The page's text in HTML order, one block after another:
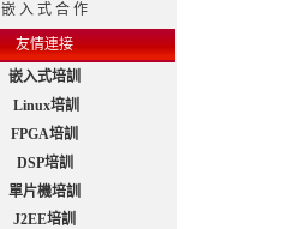
嵌 入 式 合 作
友情連接
嵌入式培訓
Linux培訓
FPGA培訓
DSP培訓
單片機培訓
J2EE培訓